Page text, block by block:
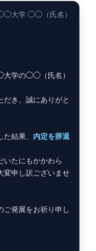
大学 ◯◯（氏名）
大学の◯◯（氏名）
だき、誠にありがと
結果、 内定を辞退
いたにもかかわら
変申し訳ございませ
ご発展をお祈り申し